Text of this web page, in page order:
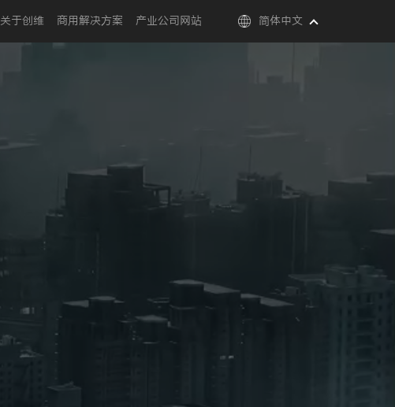
关于创维 商用解决方案 产业公司网站
简体中文
02:22